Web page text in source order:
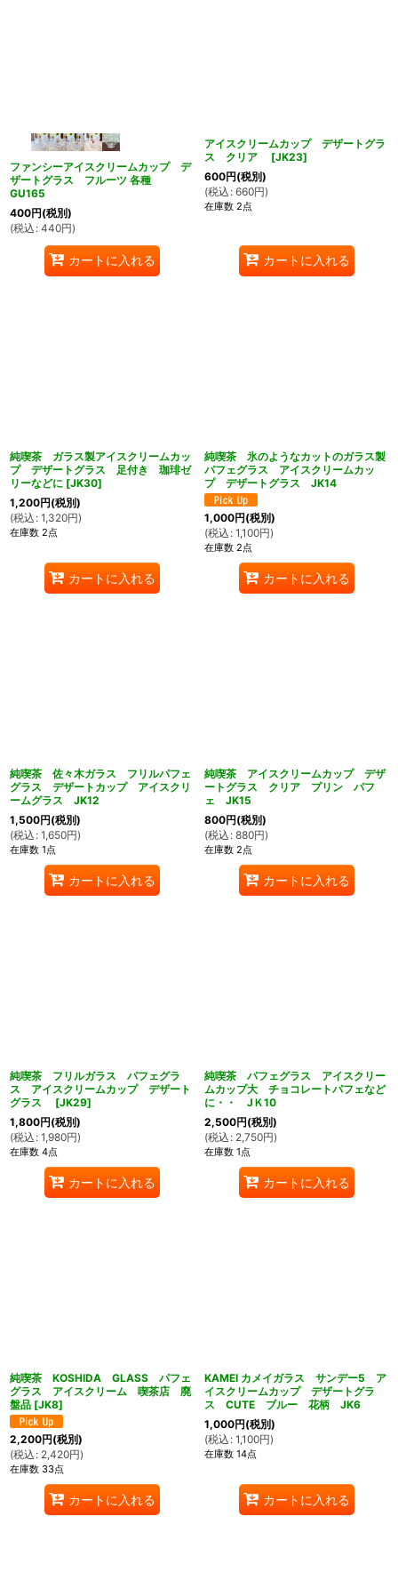
ファンシーアイスクリームカップ デ
ザートグラス フルーツ 各種
GU165
400円(税別)
(税込 : 440円)
カートに入れる
アイスクリームカップ デザートグラ
ス クリア
[JK23]
600円(税別)
(税込 : 660円)
在庫数 2点
カートに入れる
純喫茶 ガラス製アイスクリームカッ
プ デザートグラス 足付き 珈琲ゼ
リーなどに [JK30]
1,200円(税別)
(税込 : 1,320円)
在庫数 2点
カートに入れる
純喫茶 氷のようなカットのガラス製
パフェグラス アイスクリームカッ
プ デザートグラス JK14
1,000円(税別)
(税込 : 1,100円)
在庫数 2点
カートに入れる
純喫茶 佐々木ガラス フリルパフェ
グラス デザートカップ アイスクリ
ームグラス JK12
1,500円(税別)
(税込 : 1,650円)
在庫数 1点
カートに入れる
純喫茶 アイスクリームカップ デザ
ートグラス クリア プリン パフ
ェ JK15
800円(税別)
(税込 : 880円)
在庫数 2点
カートに入れる
純喫茶 フリルガラス パフェグラ
ス アイスクリームカップ デザート
グラス
[JK29]
1,800円(税別)
(税込 : 1,980円)
在庫数 4点
カートに入れる
純喫茶 パフェグラス アイスクリー
ムカップ大 チョコレートパフェなど
に・・ JＫ10
2,500円(税別)
(税込 : 2,750円)
在庫数 1点
カートに入れる
純喫茶 KOSHIDA GLASS パフェ
グラス アイスクリーム 喫茶店 廃
盤品 [JK8]
2,200円(税別)
(税込 : 2,420円)
在庫数 33点
カートに入れる
KAMEI カメイガラス サンデー5 ア
イスクリームカップ デザートグラ
ス CUTE ブルー 花柄 JK6
1,000円(税別)
(税込 : 1,100円)
在庫数 14点
カートに入れる